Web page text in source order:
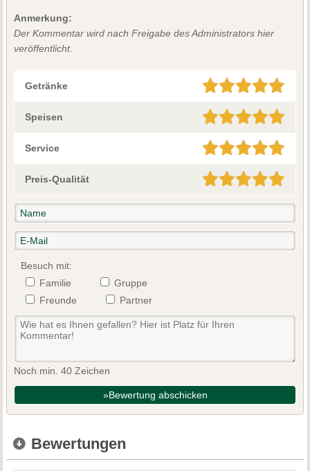
Anmerkung:
Der Kommentar wird nach Freigabe des Administrators hier
veröffentlicht.
Getränke
Speisen
Service
Preis-Qualität
Besuch mit:
Familie
Gruppe
Freunde
Partner
Noch min. 40 Zeichen
»Bewertung abschicken
Bewertungen